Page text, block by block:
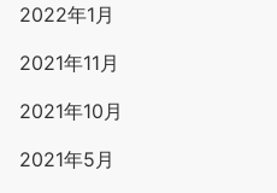
2022年1月
2021年11月
2021年10月
2021年5月